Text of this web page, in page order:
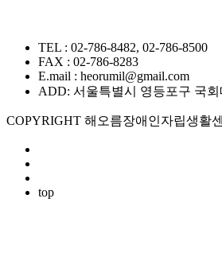
TEL : 02-786-8482, 02-786-8500
FAX : 02-786-8283
E.mail : heorumil@gmail.com
ADD: 서울특별시 영등포구 국
COPYRIGHT 해오름장애인자립생활
top